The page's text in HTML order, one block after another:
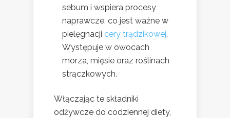
sebum i wspiera procesy
naprawcze, co jest ważne w
pielęgnacji cery trądzikowej.
Występuje w owocach
morza, mięsie oraz roślinach
strączkowych.
Włączając te składniki
odżywcze do codziennej diety,